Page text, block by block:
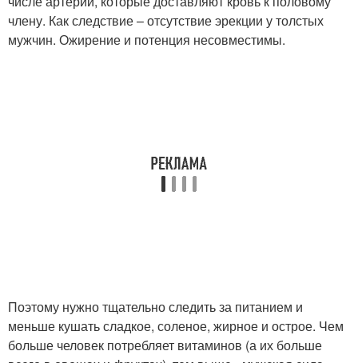
члену. Как следствие – отсутствие эрекции у толстых
мужчин. Ожирение и потенция несовместимы.
Поэтому нужно тщательно следить за питанием и
меньше кушать сладкое, соленое, жирное и острое. Чем
больше человек потребляет витаминов (а их больше